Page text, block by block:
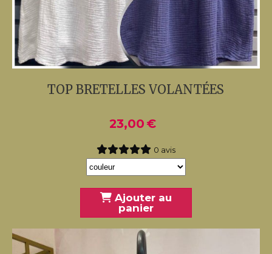
TOP BRETELLES VOLANTÉES
23,00 €
0 avis
Ajouter au
panier